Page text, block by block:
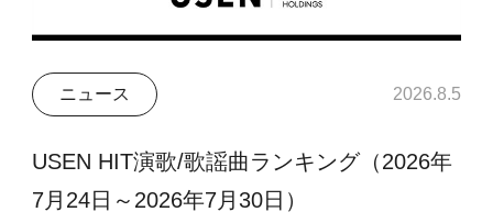
ニュース 2026.8.5
USEN HIT演歌/歌謡曲ランキング（2026年
7月24日～2026年7月30日）